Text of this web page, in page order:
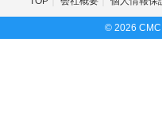
© 2026 CMC